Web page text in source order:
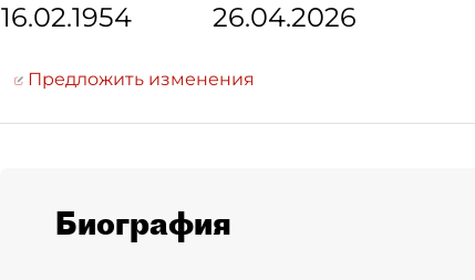
16.02.1954 26.04.2026
Предложить изменения
Биография